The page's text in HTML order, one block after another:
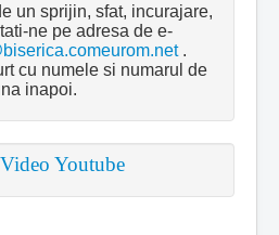
un sprijin, sfat, incurajare,
ne pe adresa de e-
.
cu numele si numarul de
inapoi.
Youtube